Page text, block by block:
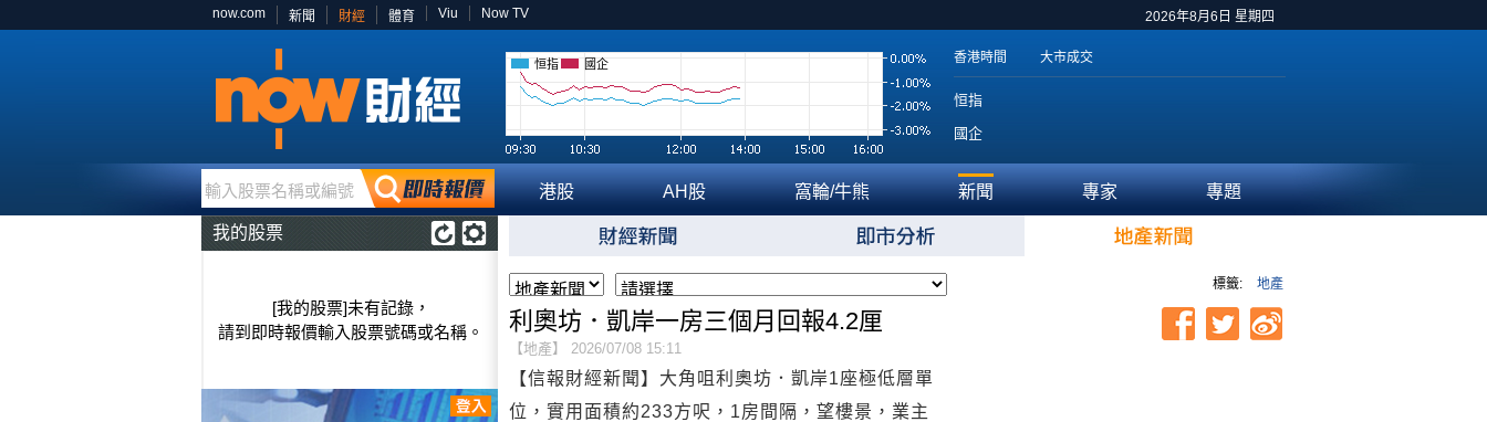
2026年8月6日 星期四
now.com 新聞 財經 體育 Viu Now TV
恒指 國企 香港時間 大市成交
恒指
國企
輸入股票名稱或編號 港股 AH股 窩輪/牛熊 新聞 專家 專題
我的股票
[我的股票]未有記錄，
請到即時報價輸入股票號碼或名稱。
標籤: 地產
利奧坊．凱岸一房三個月回報4.2厘
【地產】 2026/07/08 15:11
【信報財經新聞】大角咀利奧坊．凱岸1座極低層單
位，實用面積約233方呎，1房間隔，望樓景，業主